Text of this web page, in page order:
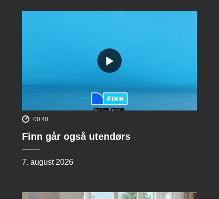
00:40
Finn går også utendørs
7. august 2026